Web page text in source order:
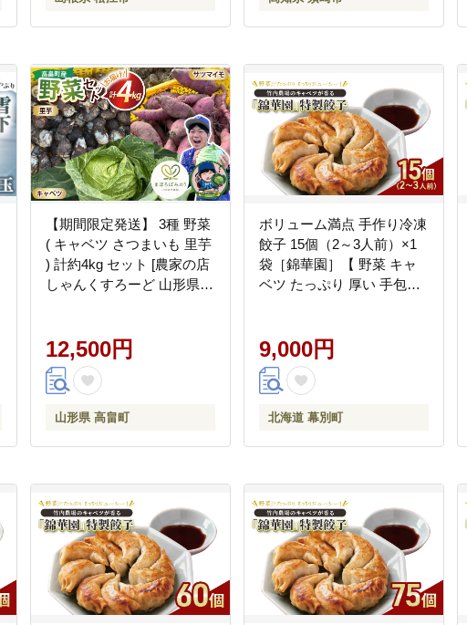
ンジン 人参 ぽんかん ゆず
） AWA3000_x
【期間限定発送】 3種 野菜
( キャベツ さつまいも 里芋
) 計約4kg セット [農家の店
しゃんくすろーど 山形県
モ 芋 さといも 食べ比べ
12,500円
山形県 高畠町
ボリューム満点 手作り冷凍
餃子 15個（2～3人前）×1
袋［錦華園］【 野菜 キャ
ベツ たっぷり 厚い 手包み
幕別 】
9,000円
北海道 幕別町